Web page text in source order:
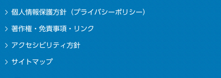
個人情報保護方針（プライバシーポリシー）
著作権・免責事項・リンク
アクセシビリティ方針
サイトマップ